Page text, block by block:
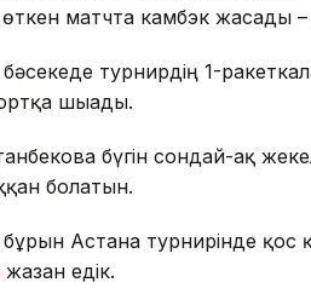
матчта камбэк жасады –
турнирдің 1-
шығады.
бүгін сондай-ақ
болатын.
бұрын Астана турнирінде қос
жазған едік.